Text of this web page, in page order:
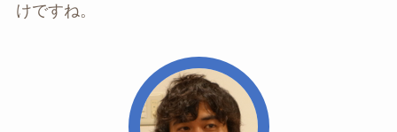
けですね。